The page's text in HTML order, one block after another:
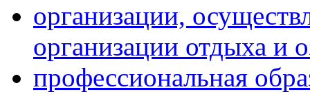
организации,
организации отдыха и
профессиональная